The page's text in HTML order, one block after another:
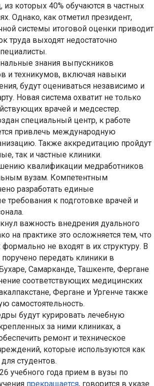
из которых 40% обучаются в частных
Однако, как отметил президент,
системы итоговой оценки приводит
труда выходят недостаточно
знания выпускников
и техникумов, включая навыки
будут оцениваться независимо и
Новая система охватит не только
врачей и медсестер.
специальный центр, к работе
привлечь международную
Также аккредитацию пройдут
так и частные клиники.
квалификации медработников
вузам. Компетентным
разработать единые
требования к подготовке врачей и
важность внедрения дуального
на практике это осложняется тем, что
не входят в их структуру. В
передать клиники в
Самарканде, Ташкенте, Фергане
соответствующих медицинских
Фергане и Ургенче также
самостоятельность.
будут курировать лечебную
за ними клиниках, а
ремонт и техническое
которые используются как
студентов.
учебного года прием в вузы по
прекращается, говорится в указе